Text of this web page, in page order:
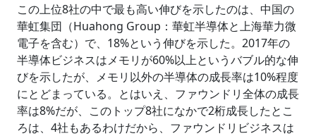
この上位8社の中で最も高い伸びを示したのは、中国の
華虹集団（Huahong Group：華虹半導体と上海華力微
電子を含む）で、18%という伸びを示した。2017年の
半導体ビジネスはメモリが60%以上というバブル的な伸
びを示したが、メモリ以外の半導体の成長率は10%程度
にとどまっている。とはいえ、ファウンドリ全体の成長
率は8%だが、このトップ8社になかで2桁成長したとこ
ろは、4社もあるわけだから、ファウンドリビジネスは